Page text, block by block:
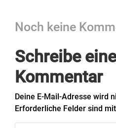
Noch keine
Schreibe
Kommentar
Deine E-Mail-Adresse wird
Erforderliche Felder sind mit